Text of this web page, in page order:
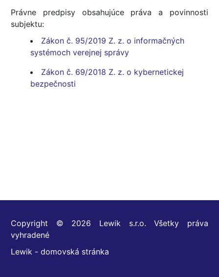
Právne predpisy obsahujúce práva a povinnosti
subjektu:
Zákon č. 95/2019 Z. z. o informačných
systémoch verejnej správy
Zákon č. 69/2018 Z. z. o kybernetickej
bezpečnosti
Copyright © 2026 Lewik s.r.o. Všetky práva
vyhradené
Lewik - domovská stránka